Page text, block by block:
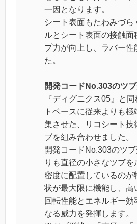
一因となります。
シート表面もたわみづら
ルとシート表面の接触面
プ力が向上し、ラバー性
た。
開発コードNo.303のツ
『ディグニクス05』と
トベースに従来よりも
集させた、リコシート技
ブを組み合わせました。
開発コードNo.303のツ
りも直径の小さなツブ
密度に配置しているのが
状が最大限に機能し、高
回転性能とエネルギー効
なる威力を発揮します。